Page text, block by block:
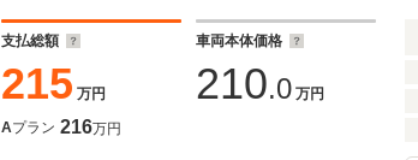
支払総額
215 万円
車両本体価格
210.0 万円
Aプラン 216万円